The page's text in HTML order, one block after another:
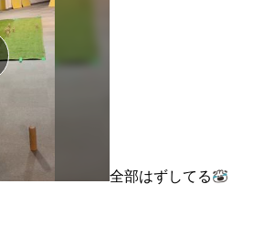
全部はずしてる